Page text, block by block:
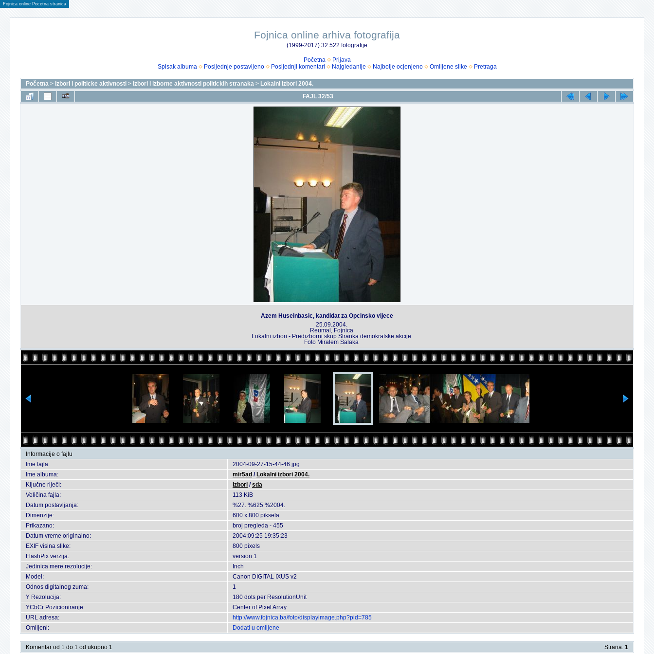
Fojnica online Pocetna stranica
Fojnica online arhiva fotografija
(1999-2017) 32.522 fotografije
Početna
Prijava
Spisak albuma
Posljednje postavljeno Posljednji komentari Najgledanije Najbolje ocjenjeno Omiljene slike Pretraga
Početna > Izbori i politicke aktivnosti > Izbori i izborne aktivnosti politickih stranaka > Lokalni izbori 2004.
FAJL 32/53
Azem Huseinbasic, kandidat za Opcinsko vijece
25.09.2004.
Reumal, Fojnica
Lokalni izbori - Predizborni skup Stranka demokratske akcije
Foto Miralem Salaka
Informacije o fajlu
Ime fajla:
2004-09-27-15-44-46.jpg
Ime albuma:
mir5ad / Lokalni izbori 2004.
Ključne riječi:
izbori /sda
Veličina fajla:
113 KiB
Datum postavljanja:
%27. %625 %2004.
Dimenzije:
600 x 800 piksela
Prikazano:
broj pregleda - 455
Datum vreme originalno:
2004:09:25 19:35:23
EXIF visina slike:
800 pixels
FlashPix verzija:
version 1
Jedinica mere rezolucije:
Inch
Model:
Canon DIGITAL IXUS v2
Odnos digitalnog zuma:
1
Y Rezolucija:
180 dots per ResolutionUnit
YCbCr Pozicioniranje:
Center of Pixel Array
URL adresa:
http://www.fojnica.ba/foto/displayimage.php?pid=785
Omiljeni:
Dodati u omiljene
Komentar od 1 do 1 od ukupno 1 Strana: 1